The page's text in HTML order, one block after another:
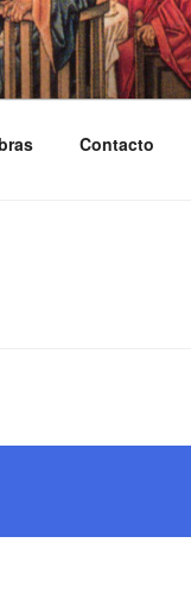
Contacto